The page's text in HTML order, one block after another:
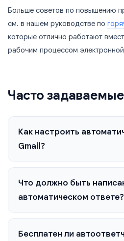
Больше советов по повышению
см. в нашем руководстве по
которые отлично работают
рабочим процессом
Часто
Как настроить
Gmail?
Что должно быть
автоматическом ответе?
Бесплатен ли